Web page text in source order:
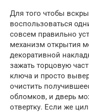
Для того чтобы
воспользоваться
совсем правильно
механизм открытия
декоративной
зажать торцовую
ключа и просто
очистить
обломков, и дверь
отвертку. Если же